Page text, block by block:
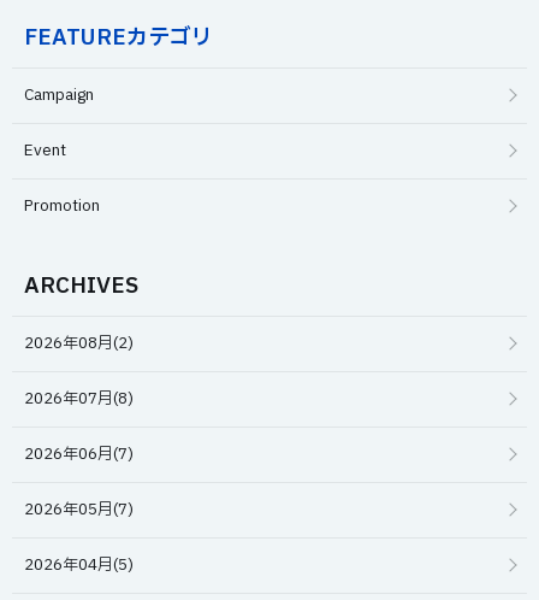
FEATUREカテゴリ
Campaign
Event
Promotion
ARCHIVES
2026年08月(2)
2026年07月(8)
2026年06月(7)
2026年05月(7)
2026年04月(5)